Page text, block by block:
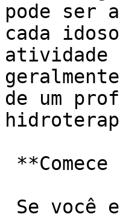
pode ser
cada
atividade
de um